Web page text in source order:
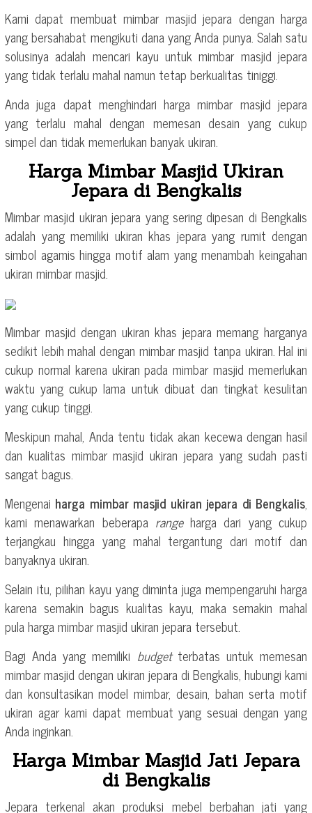
Kami dapat membuat mimbar masjid jepara dengan harga
yang bersahabat mengikuti dana yang Anda punya. Salah satu
solusinya adalah mencari kayu untuk mimbar masjid jepara
yang tidak terlalu mahal namun tetap berkualitas tiniggi.
Anda juga dapat menghindari harga mimbar masjid jepara
yang terlalu mahal dengan memesan desain yang cukup
simpel dan tidak memerlukan banyak ukiran.
Harga Mimbar Masjid Ukiran
Jepara di Bengkalis
Mimbar masjid ukiran jepara yang sering dipesan di Bengkalis
adalah yang memiliki ukiran khas jepara yang rumit dengan
simbol agamis hingga motif alam yang menambah keingahan
ukiran mimbar masjid.
Mimbar masjid dengan ukiran khas jepara memang harganya
sedikit lebih mahal dengan mimbar masjid tanpa ukiran. Hal ini
cukup normal karena ukiran pada mimbar masjid memerlukan
waktu yang cukup lama untuk dibuat dan tingkat kesulitan
yang cukup tinggi.
Meskipun mahal, Anda tentu tidak akan kecewa dengan hasil
dan kualitas mimbar masjid ukiran jepara yang sudah pasti
sangat bagus.
Mengenai harga mimbar masjid ukiran jepara di Bengkalis,
kami menawarkan beberapa rangeharga dari yang cukup
terjangkau hingga yang mahal tergantung dari motif dan
banyaknya ukiran.
Selain itu, pilihan kayu yang diminta juga mempengaruhi harga
karena semakin bagus kualitas kayu, maka semakin mahal
pula harga mimbar masjid ukiran jepara tersebut.
Bagi Anda yang memiliki budget terbatas untuk memesan
mimbar masjid dengan ukiran jepara di Bengkalis, hubungi kami
dan konsultasikan model mimbar, desain, bahan serta motif
ukiran agar kami dapat membuat yang sesuai dengan yang
Anda inginkan.
Harga Mimbar Masjid Jati Jepara
di Bengkalis
Jepara terkenal akan produksi mebel berbahan jati yang